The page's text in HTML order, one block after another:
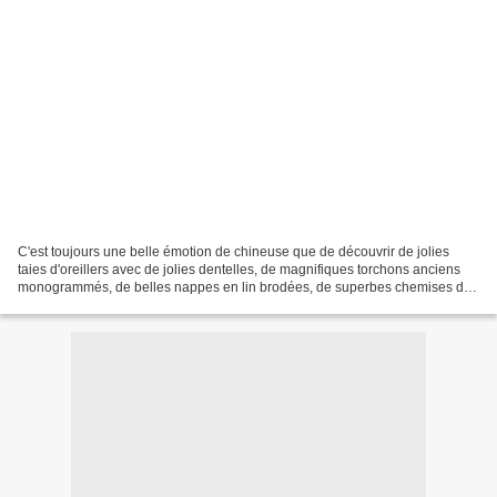
C'est toujours une belle émotion de chineuse que de découvrir de jolies
taies d'oreillers avec de jolies dentelles, de magnifiques torchons anciens
monogrammés, de belles nappes en lin brodées, de superbes chemises de